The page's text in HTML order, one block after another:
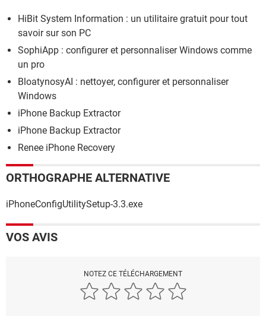
HiBit System Information : un utilitaire gratuit pour tout
savoir sur son PC
SophiApp : configurer et personnaliser Windows comme
un pro
BloatynosyAI : nettoyer, configurer et personnaliser
Windows
iPhone Backup Extractor
iPhone Backup Extractor
Renee iPhone Recovery
ORTHOGRAPHE ALTERNATIVE
iPhoneConfigUtilitySetup-3.3.exe
VOS AVIS
NOTEZ CE TÉLÉCHARGEMENT